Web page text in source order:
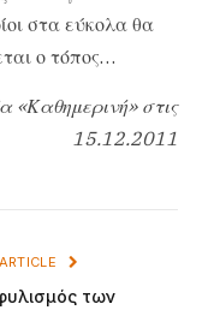
στα εύκολα θα
ο τόπος…
«Καθημερινή» στις
15.12.2011
των